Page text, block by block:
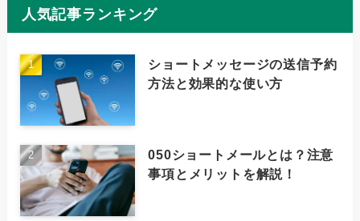
人気記事ランキング
ショートメッセージの送信予約
方法と効果的な使い方
050ショートメールとは？注意
事項とメリットを解説！